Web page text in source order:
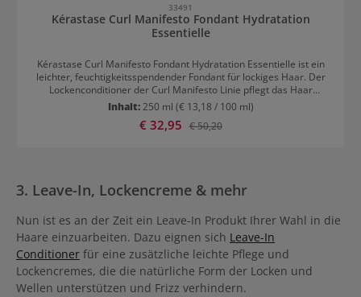
33491
Kérastase Curl Manifesto Fondant Hydratation
Essentielle
Kérastase Curl Manifesto Fondant Hydratation Essentielle ist ein
leichter, feuchtigkeitsspendender Fondant für lockiges Haar. Der
Lockenconditioner der Curl Manifesto Linie pflegt das Haar
intensiv, reduziert Frizz und schützt auch bei hoher
Luftfeuchtigkeit.Das Fondant Hydratation Essentielle enthält
Ceramide und Manuka Honig. Ceramide sind wie eine Kittsubstanz,
spendet seidigen Glanz, wirkt frizz-reduzierend und schützt das
geschmeidiger und wirkt besonders frisch.Anwendung Kérastase
Curl Manifesto Fondant Hydratation EssentielleAuf die
handtuchtrockenen Längen und Spitzen auftragen. Die Strähnen
mit den Fingern sanft eindrehen und für etwa 2-3 Minuten
einwirken lassen. Danach einemal aufemulgieren und sorgfältig
ausspülen.
Inhalt:250 ml (€ 13,18 / 100 ml)
Verkaufspreis:
€ 32,95 Regulärer Preis:
€ 50,20
3. Leave-In, Lockencreme & mehr
Nun ist es an der Zeit ein Leave-In Produkt Ihrer Wahl in die
Haare einzuarbeiten. Dazu eignen sich Leave-In
Conditioner für eine zusätzliche leichte Pflege und
Lockencremes, die die natürliche Form der Locken und
Wellen unterstützen und Frizz verhindern.